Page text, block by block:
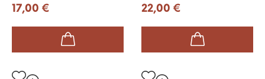
17,00 € 22,00 €